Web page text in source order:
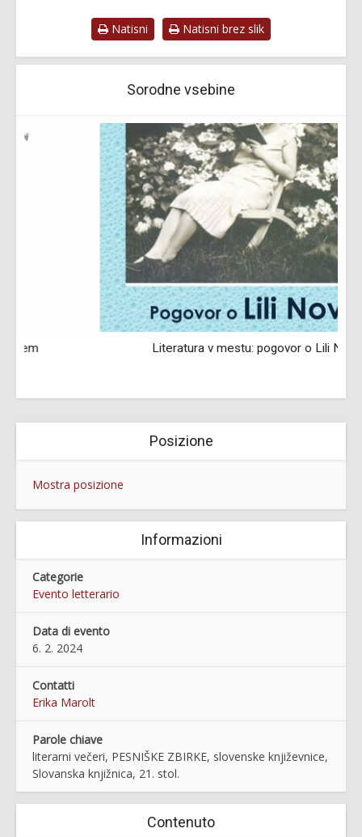
Natisni Natisni brez slik
Sorodne vsebine
Literatura v mestu: pogovor o Lili Novy
Posizione
Mostra posizione
Informazioni
Categorie
Evento letterario
Data di evento
6. 2. 2024
Contatti
Erika Marolt
Parole chiave
literarni večeri, PESNIŠKE ZBIRKE, slovenske književnice,
Slovanska knjižnica, 21. stol.
Contenuto